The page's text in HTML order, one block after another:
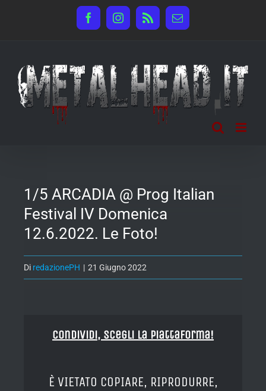
FacebookInstagram
Rss Email
1/5 ARCADIA @ Prog Italian
Festival IV Domenica
12.6.2022. Le Foto!
Di redazionePH | 21 Giugno 2022
Condividi, Scegli la piattaforma!
È VIETATO COPIARE, RIPRODURRE,